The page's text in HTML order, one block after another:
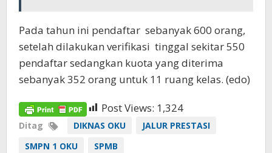
Pada tahun ini pendaftar sebanyak 600 orang,
setelah dilakukan verifikasi tinggal sekitar 550
pendaftar sedangkan kuota yang diterima
sebanyak 352 orang untuk 11 ruang kelas. (edo)
Post Views: 1,324
Ditag DIKNAS OKU
JALUR PRESTASI
SMPN 1 OKU
SPMB